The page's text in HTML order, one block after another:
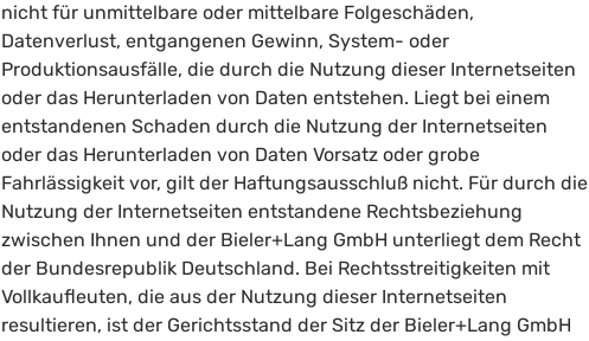
nicht für unmittelbare oder mittelbare Folgeschäden,
Datenverlust, entgangenen Gewinn, System- oder
Produktionsausfälle, die durch die Nutzung dieser Internetseiten
oder das Herunterladen von Daten entstehen. Liegt bei einem
entstandenen Schaden durch die Nutzung der Internetseiten
oder das Herunterladen von Daten Vorsatz oder grobe
Fahrlässigkeit vor, gilt der Haftungsausschluß nicht. Für durch die
Nutzung der Internetseiten entstandene Rechtsbeziehung
zwischen Ihnen und der Bieler+Lang GmbH unterliegt dem Recht
der Bundesrepublik Deutschland. Bei Rechtsstreitigkeiten mit
Vollkaufleuten, die aus der Nutzung dieser Internetseiten
resultieren, ist der Gerichtsstand der Sitz der Bieler+Lang GmbH